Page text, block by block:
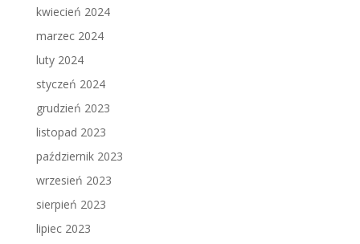
kwiecień 2024
marzec 2024
luty 2024
styczeń 2024
grudzień 2023
listopad 2023
październik 2023
wrzesień 2023
sierpień 2023
lipiec 2023